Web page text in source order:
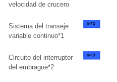
velocidad de crucero
Sistema del transeje
variable continuo*1
Circuito del interruptor
del embrague*2